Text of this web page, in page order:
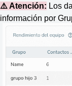
⚠️ Atención: Los
información por